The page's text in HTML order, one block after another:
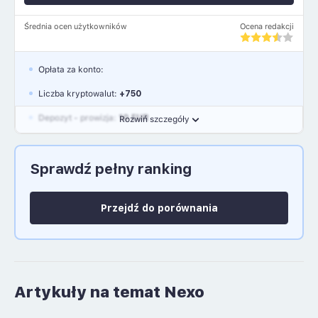
Średnia ocen użytkowników Ocena redakcji
Rozwiń szczegóły
Opłata za konto:
Liczba kryptowalut: +750
Depozyt - prowizja: 10 EUR
Język polski: NIE
Sprawdź pełny ranking
Przejdź do porównania
Artykuły na temat Nexo